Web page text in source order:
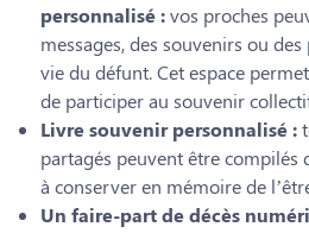
personnalisé :vos proches
messages, des souvenirs ou
vie du défunt. Cet espace
de participer au souvenir
Livre souvenir personnalisé :
partagés peuvent être compilés
à conserver en mémoire de
Un faire-part de décès